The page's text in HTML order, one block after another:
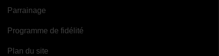
Parrainage
Programme de fidélité
Plan du site